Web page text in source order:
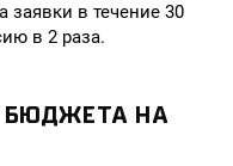
заявки в течение 30
в 2 раза.
БЮДЖЕТА НА